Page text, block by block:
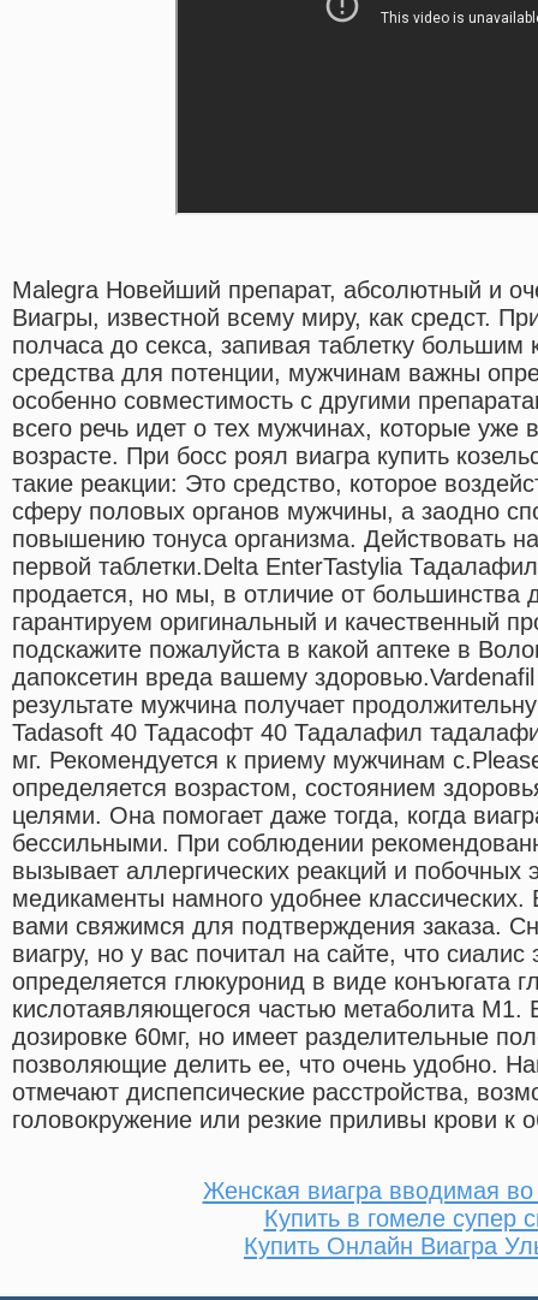
Malegra Новейший препарат, абсолютный и
Виагры, известной всему миру, как средст.
полчаса до секса, запивая таблетку
средства для потенции, мужчинам важны
особенно совместимость с другими
всего речь идет о тех мужчинах, которые уже
возрасте. При босс роял виагра купить
такие реакции: Это средство, которое
сферу половых органов мужчины, а заодно
повышению тонуса организма. Действовать
первой таблетки.Delta EnterTastylia
продается, но мы, в отличие от большинства
гарантируем оригинальный и качественный
подскажите пожалуйста в какой аптеке в
дапоксетин вреда вашему
результате мужчина получает
Tadasoft 40 Тадасофт 40 Тадалафил
мг. Рекомендуется к приему мужчинам
определяется возрастом, состоянием
целями. Она помогает даже тогда, когда
бессильными. При соблюдении
вызывает аллергических реакций и побочных
медикаменты намного удобнее
вами свяжимся для подтверждения заказа.
виагру, но у вас почитал на сайте, что
определяется глюкуронид в виде конъюгата
кислотаявляющегося частью метаболита М1.
дозировке 60мг, но имеет разделительные
позволяющие делить ее, что очень удобно.
отмечают диспепсические расстройства,
головокружение или резкие приливы крови к
Женская виагра вводимая
Купить в гомеле супер
Купить Онлайн Виагра